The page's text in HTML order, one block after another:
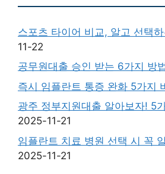
스포츠 타이어 비교, 알고 선택
11-22
공무원대출 승인 받는 6가지 방
즉시 임플란트 통증 완화 5가지
광주 정부지원대출 알아보자! 5
2025-11-21
임플란트 치료 병원 선택 시 꼭
2025-11-21